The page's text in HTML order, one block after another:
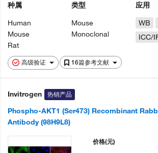
高级验证 16篇参考文献
种属
Human
Mouse
Rat
类型
Mouse
Monoclonal
应用
WB
ICC/
Invitrogen 热销产品
Phospho-AKT1 (Ser473) Recombinant
Antibody (98H9L8)
价格(元)